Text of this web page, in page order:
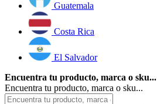
Guatemala
Costa Rica
El Salvador
Encuentra tu producto, marca o sku...
Encuentra tu producto, marca o sku...